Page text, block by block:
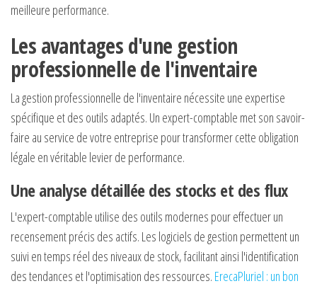
meilleure performance.
Les avantages d'une gestion
professionnelle de l'inventaire
La gestion professionnelle de l'inventaire nécessite une expertise
spécifique et des outils adaptés. Un expert-comptable met son savoir-
faire au service de votre entreprise pour transformer cette obligation
légale en véritable levier de performance.
Une analyse détaillée des stocks et des flux
L'expert-comptable utilise des outils modernes pour effectuer un
recensement précis des actifs. Les logiciels de gestion permettent un
suivi en temps réel des niveaux de stock, facilitant ainsi l'identification
des tendances et l'optimisation des ressources. ErecaPluriel : un bon